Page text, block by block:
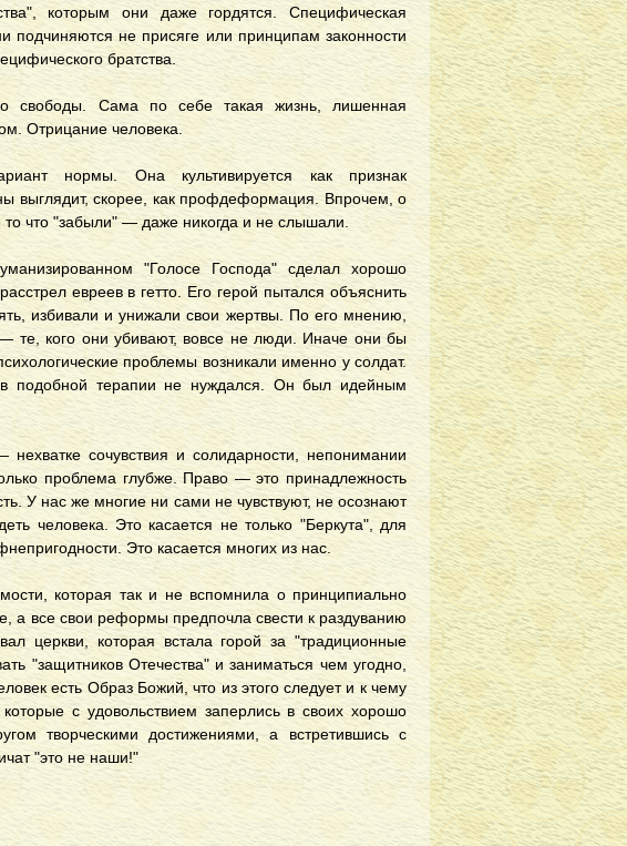
которым они даже гордятся. Специфическая
подчиняются не присяге или принципам законности
братства.
свободы. Сама по себе такая жизнь, лишенная
Отрицание человека.
нормы. Она культивируется как признак
выглядит, скорее, как профдеформация. Впрочем, о
что "забыли" — даже никогда и не слышали.
"Голосе Господа" сделал хорошо
евреев в гетто. Его герой пытался объяснить
избивали и унижали свои жертвы. По его мнению,
те, кого они убивают, вовсе не люди. Иначе они бы
проблемы возникали именно у солдат.
в подобной терапии не нуждался. Он был идейным
сочувствия и солидарности, непонимании
проблема глубже. Право — это принадлежность
У нас же многие ни сами не чувствуют, не осознают
человека. Это касается не только "Беркута", для
Это касается многих из нас.
которая так и не вспомнила о принципиально
все свои реформы предпочла свести к раздуванию
церкви, которая встала горой за "традиционные
"защитников Отечества" и заниматься чем угодно,
есть Образ Божий, что из этого следует и к чему
с удовольствием заперлись в своих хорошо
творческими достижениями, а встретившись с
"это не наши!"